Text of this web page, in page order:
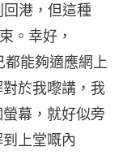
港，但這種
。幸好，
能夠適應網上
於我嚟講，我
幕，就好似旁
上堂嘅內